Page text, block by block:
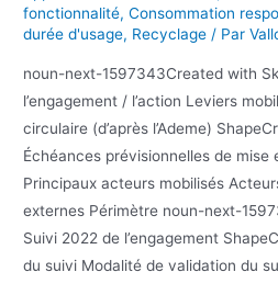
fonctionnalité,Consommation
durée d'usage, Recyclage / Par
noun-next-1597343Created with
l’engagement / l’action Leviers
circulaire (d’après l’Ademe)
Échéances prévisionnelles de
Principaux acteurs mobilisés
externes Périmètre noun-next-
Suivi 2022 de l’engagement
du suivi Modalité de validation du